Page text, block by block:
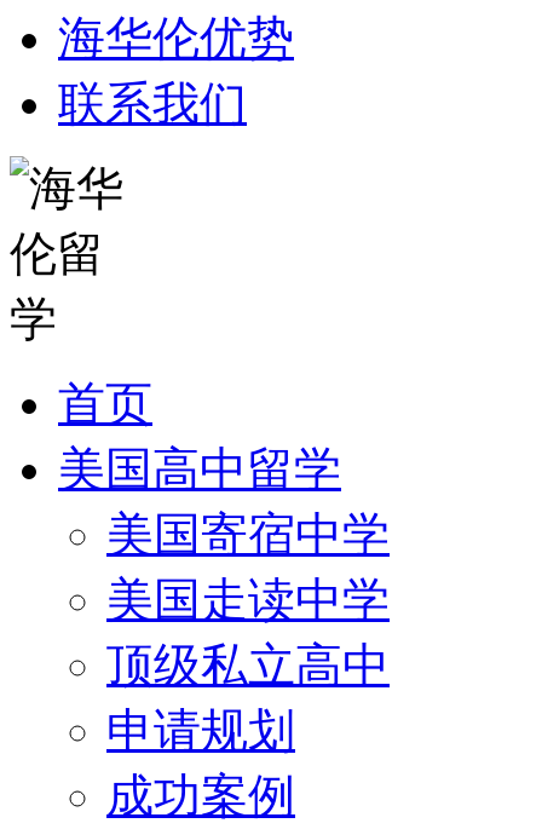
海华伦优势
联系我们
首页
美国高中留学
美国寄宿中学
美国走读中学
顶级私立高中
申请规划
成功案例